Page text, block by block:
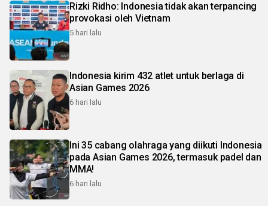
Rizki Ridho: Indonesia tidak akan terpancing
provokasi oleh Vietnam
5 hari lalu
Indonesia kirim 432 atlet untuk berlaga di
Asian Games 2026
6 hari lalu
Ini 35 cabang olahraga yang diikuti Indonesia
pada Asian Games 2026, termasuk padel dan
MMA!
6 hari lalu